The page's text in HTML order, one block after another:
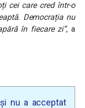
cei care cred într-o
Democrația nu
în fiecare zi”, a
nu a acceptat